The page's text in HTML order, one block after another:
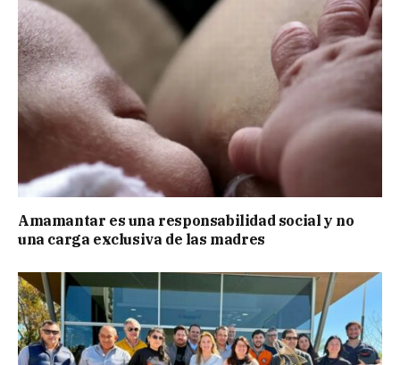
Amamantar es una responsabilidad social y no
una carga exclusiva de las madres